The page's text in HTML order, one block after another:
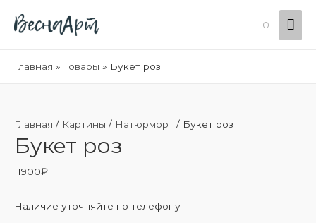
0
Главная Товары Букет роз
Главная / Картины / Натюрморт / Букет роз
Букет роз
11900₽
Наличие уточняйте по телефону